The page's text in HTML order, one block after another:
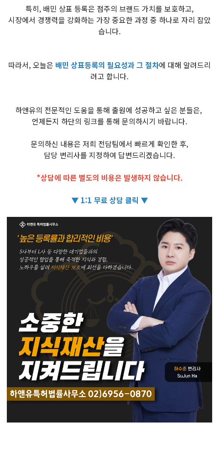
특히, 배민 상표 등록은 점주의 브랜드 가치를 보호하고,
시장에서 경쟁력을 강화하는 가장 중요한 과정 중 하나로 자리 잡았
습니다.
따라서, 오늘은 배민 상표등록의 필요성과 그 절차에 대해 알려드리
려고 합니다.
하앤유의 전문적인 도움을 통해 출원에 성공하고 싶은 분들은,
언제든지 하단의 링크를 통해 문의하시기 바랍니다.
문의하신 내용은 저희 전담팀에서 빠르게 확인한 후,
담당 변리사를 지정하여 답변드리겠습니다.
*상담에 따른 별도의 비용은 발생하지 않습니다.
▼ 1:1 무료 상담 클릭 ▼